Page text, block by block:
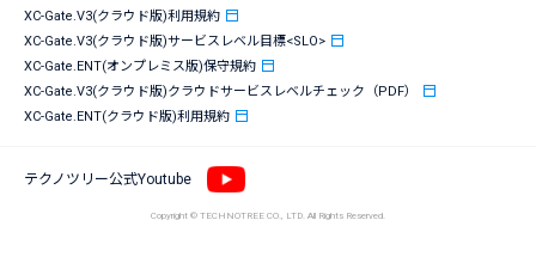
XC-Gate.ENT
XC-Gate.ENTについての過去のお知らせ
導入までの流れ
eラーニング
XC-Gate.V3(クラウド版)利用規約
XC-Gate.V3(クラウド版)サービスレベル目標<SLO>
XC-Gate.ENT(オンプレミス版)保守規約
XC-Gate.V3(クラウド版)クラウドサービスレベルチェック（PDF）
XC-Gate.ENT(クラウド版)利用規約
テクノツリー公式Youtube
Copyright © TECHNOTREE CO., LTD. All Rights Reserved.